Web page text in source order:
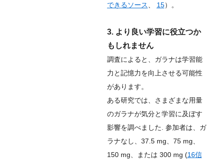
できるソース
15）。
3. より良い学習に役立つか
もしれません
調査によると、ガラナは学習能
力と記憶力を向上させる可能性
があります。
ある研究では、さまざまな用量
のガラナが気分と学習に及ぼす
影響を調べました. 参加者は、ガ
ラナなし、37.5 mg、75 mg、
150 mg、または 300 mg (16信